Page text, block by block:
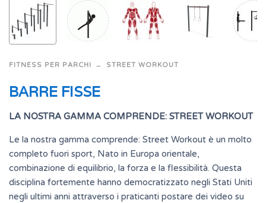
FITNESS PER PARCHI STREET WORKOUT
BARRE FISSE
LA NOSTRA GAMMA COMPRENDE: STREET WORKOUT
Le la nostra gamma comprende: Street Workout è un molto
completo fuori sport, Nato in Europa orientale,
combinazione di equilibrio, la forza e la flessibilità. Questa
disciplina fortemente hanno democratizzato negli Stati Uniti
negli ultimi anni attraverso i praticanti postare dei video su